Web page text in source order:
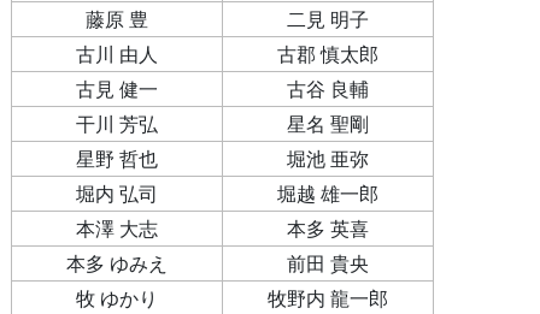
藤原 豊
二見 明子
古川 由人
古郡 慎太郎
古見 健一
古谷 良輔
干川 芳弘
星名 聖剛
星野 哲也
堀池 亜弥
堀内 弘司
堀越 雄一郎
本澤 大志
本多 英喜
本多 ゆみえ
前田 貴央
牧 ゆかり
牧野内 龍一郎